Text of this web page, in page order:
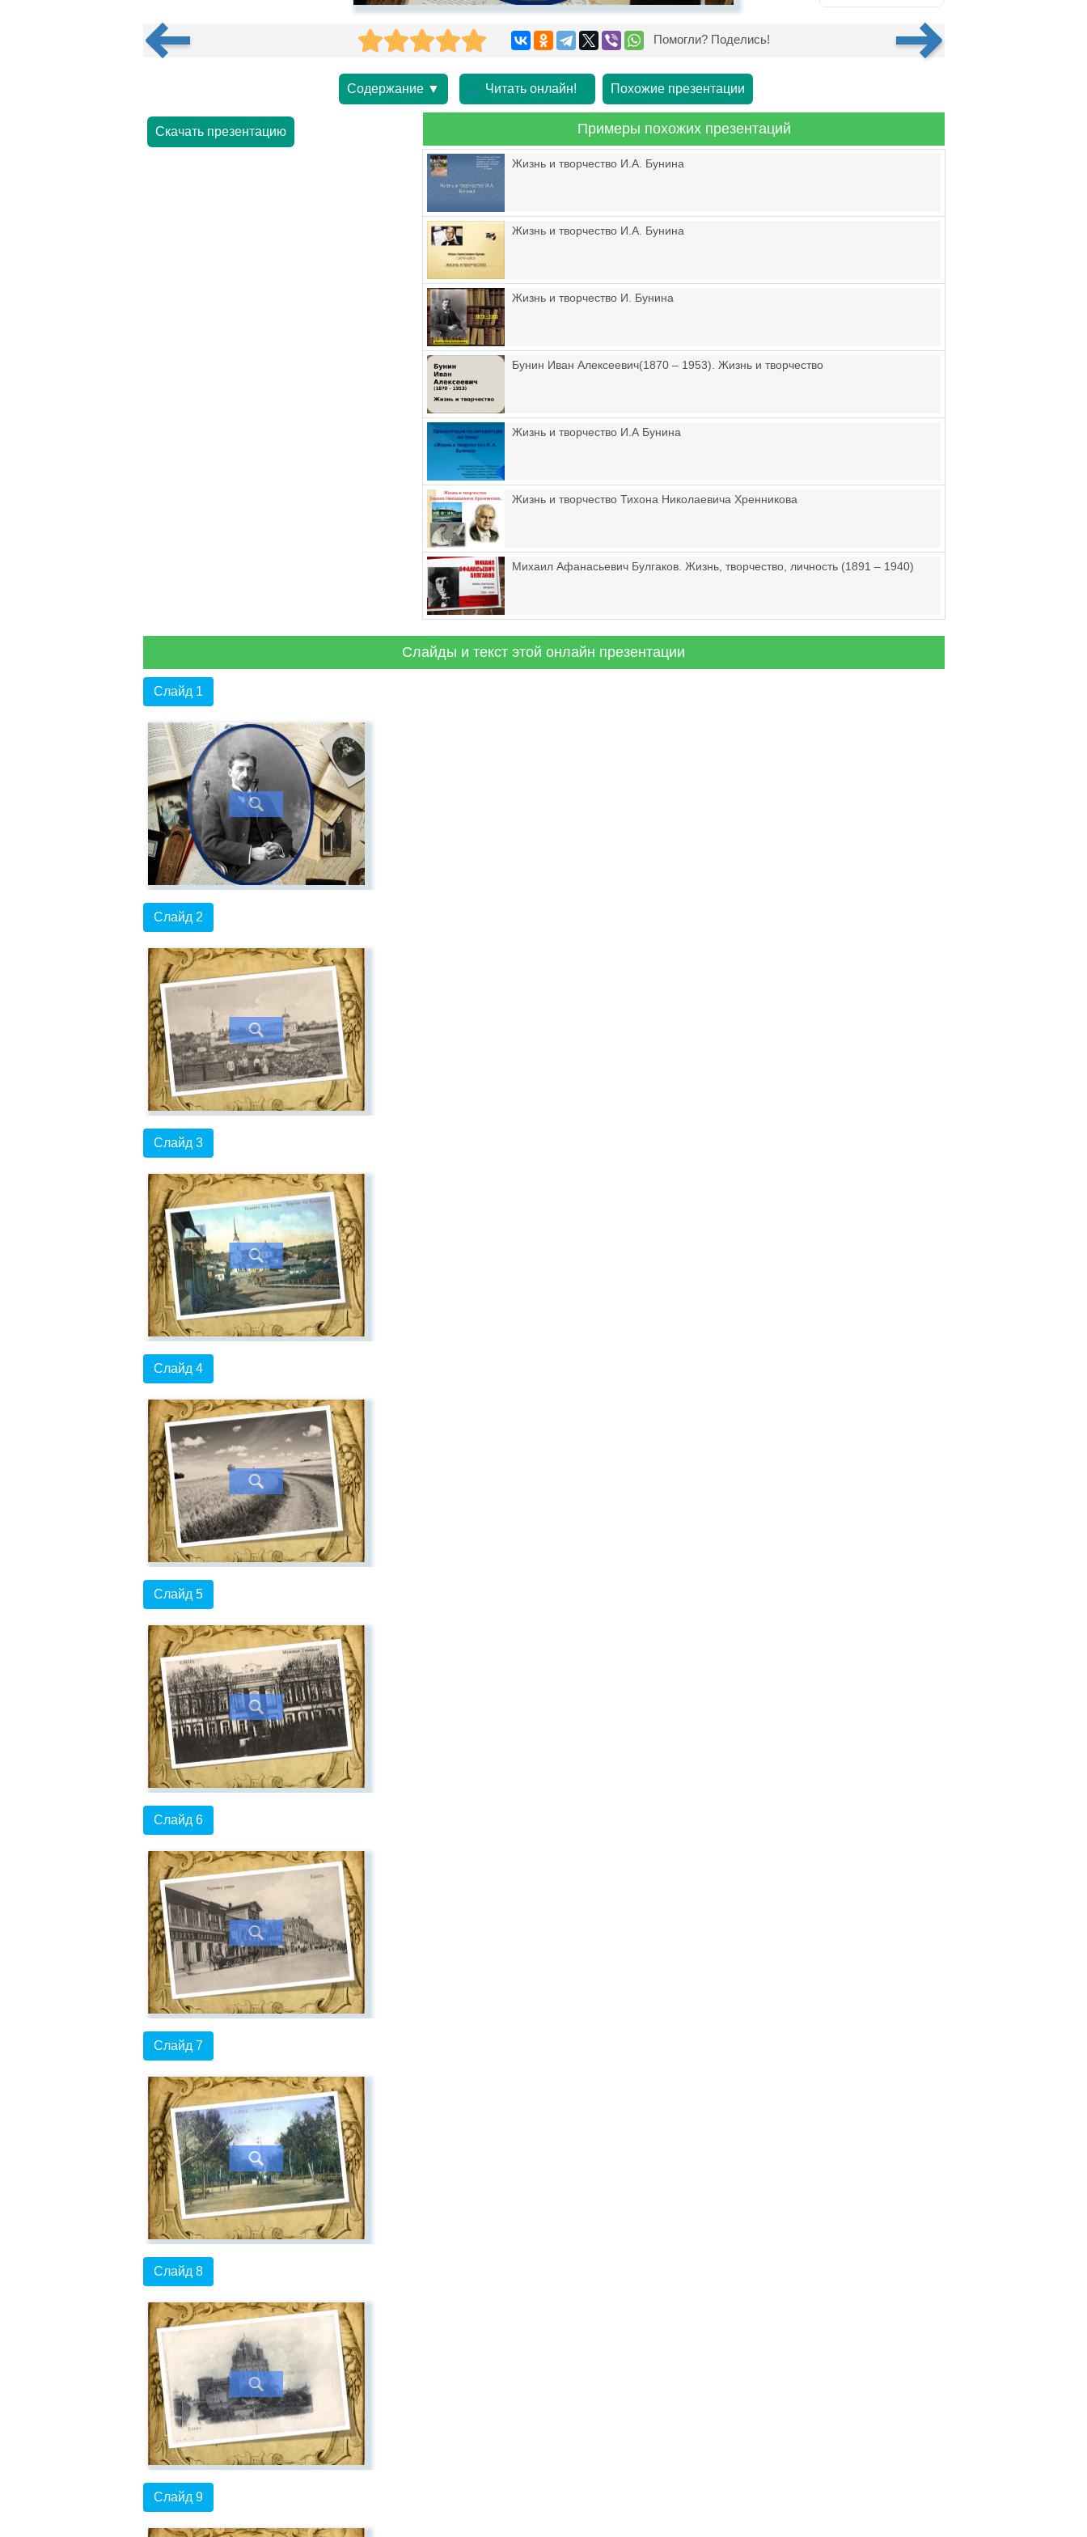
Помогли? Поделись!
Содержание ▼ Читать онлайн! Похожие презентации
Скачать презентацию Примеры похожих презентаций
Жизнь и творчество И.А. Бунина
Жизнь и творчество И.А. Бунина
Жизнь и творчество И. Бунина
Бунин Иван Алексеевич(1870 – 1953). Жизнь и творчество
Жизнь и творчество И.А Бунина
Жизнь и творчество Тихона Николаевича Хренникова
Михаил Афанасьевич Булгаков. Жизнь, творчество, личность (1891 – 1940)
Слайды и текст этой онлайн презентации
Слайд 1
Слайд 2
Слайд 3
Слайд 4
Слайд 5
Слайд 6
Слайд 7
Слайд 8
Слайд 9